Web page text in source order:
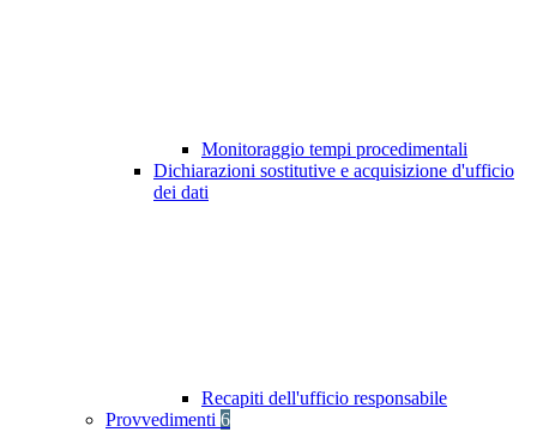
Monitoraggio tempi procedimentali
Dichiarazioni sostitutive e acquisizione d'ufficio
dei dati
Recapiti dell'ufficio responsabile
Provvedimenti 6